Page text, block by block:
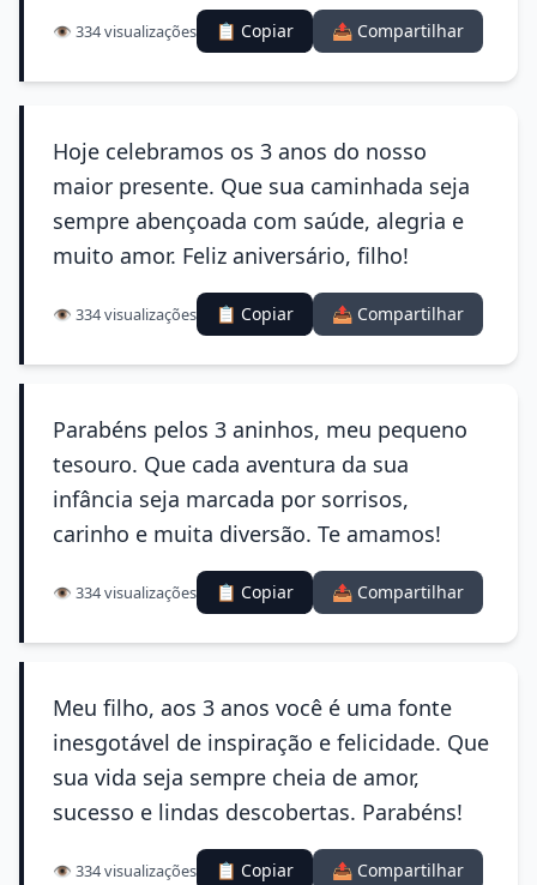
👁️ 334 visualizações 📋 Copiar 📤 Compartilhar
Hoje celebramos os 3 anos do nosso
maior presente. Que sua caminhada seja
sempre abençoada com saúde, alegria e
muito amor. Feliz aniversário, filho!
👁️ 334 visualizações 📋 Copiar 📤 Compartilhar
Parabéns pelos 3 aninhos, meu pequeno
tesouro. Que cada aventura da sua
infância seja marcada por sorrisos,
carinho e muita diversão. Te amamos!
👁️ 334 visualizações 📋 Copiar 📤 Compartilhar
Meu filho, aos 3 anos você é uma fonte
inesgotável de inspiração e felicidade. Que
sua vida seja sempre cheia de amor,
sucesso e lindas descobertas. Parabéns!
👁️ 334 visualizações 📋 Copiar 📤 Compartilhar